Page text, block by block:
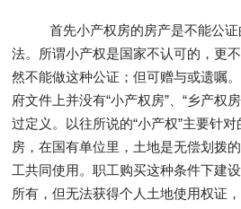
首先小产权房的房产是不能公证
法。所谓小产权是国家不认可的，更
然不能做这种公证；但可赠与或遗嘱
府文件上并没有“小产权房”、“乡产权
过定义。以往所说的“小产权”主要针
房，在国有单位里，土地是无偿划拨
工共同使用。职工购买这种条件下建
所有，但无法获得个人土地使用权证，